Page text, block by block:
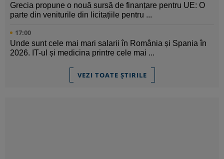
Grecia propune o nouă sursă de finanțare pentru UE: O
parte din veniturile din licitațiile pentru ...
17:00
Unde sunt cele mai mari salarii în România și Spania în
2026. IT-ul și medicina printre cele mai ...
VEZI TOATE ȘTIRILE